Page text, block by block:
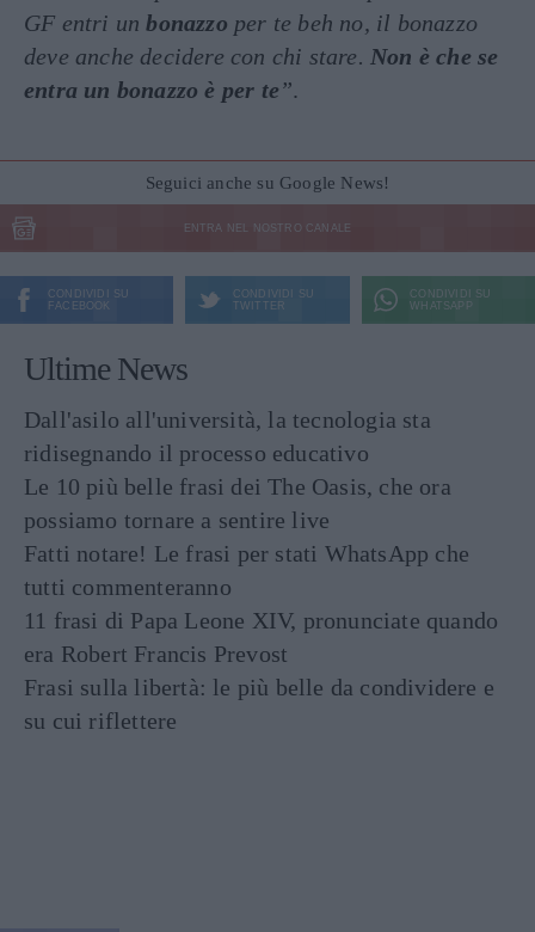
GF entri unbonazzo per te beh no, il bonazzo
deve anche decidere con chi stare. Non è che se
entra un bonazzo è per te”.
Seguici anche su Google News!
ENTRA NEL NOSTRO CANALE
CONDIVIDI SU
FACEBOOK
CONDIVIDI SU
TWITTER
CONDIVIDI SU
WHATSAPP
Ultime News
Dall'asilo all'università, la tecnologia sta
ridisegnando il processo educativo
Le 10 più belle frasi dei The Oasis, che ora
possiamo tornare a sentire live
Fatti notare! Le frasi per stati WhatsApp che
tutti commenteranno
11 frasi di Papa Leone XIV, pronunciate quando
era Robert Francis Prevost
Frasi sulla libertà: le più belle da condividere e
su cui riflettere